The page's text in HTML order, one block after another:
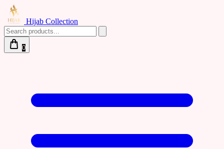
Hijab Collection
0